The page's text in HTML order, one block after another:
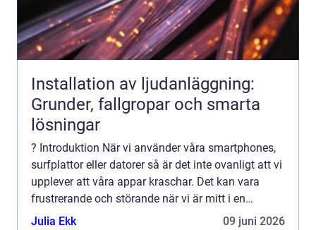
Installation av ljudanläggning:
Grunder, fallgropar och smarta
lösningar
? Introduktion När vi använder våra smartphones,
surfplattor eller datorer så är det inte ovanligt att vi
upplever att våra appar kraschar. Det kan vara
frustrerande och störande när vi är mitt i en
aktivitet eller när vi behöver använda en specifik ...
Julia Ekk 09 juni 2026